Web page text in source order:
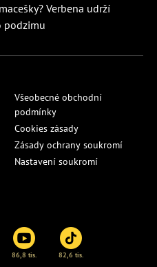
Verbena udrží
podzimu
Všeobecné obchodní
podmínky
Cookies zásady
Zásady ochrany soukromí
Nastavení soukromí
86,8 tis. 82,6 tis.